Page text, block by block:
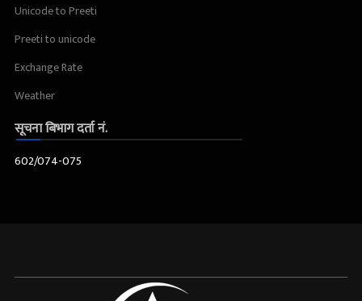
Unicode to Preeti
Preeti to unicode
Exchange Rate
Weather
सूचना बिभाग दर्ता नं.
602/074-075